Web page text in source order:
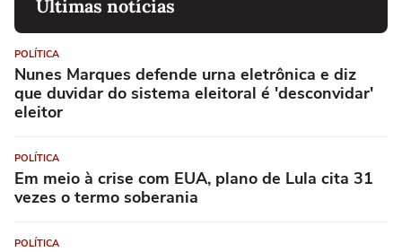
Últimas notícias
POLÍTICA
Nunes Marques defende urna eletrônica e diz
que duvidar do sistema eleitoral é 'desconvidar'
eleitor
POLÍTICA
Em meio à crise com EUA, plano de Lula cita 31
vezes o termo soberania
POLÍTICA